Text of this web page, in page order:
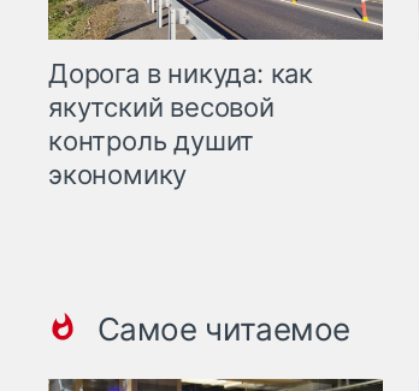
Дорога в никуда: как
якутский весовой
контроль душит
экономику
Самое читаемое